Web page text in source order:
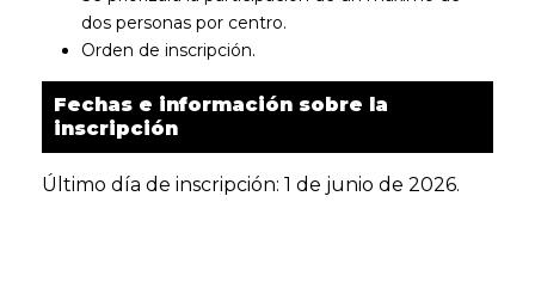
dos personas por centro.
Orden de inscripción.
Fechas e información sobre la
inscripción
Último día de inscripción: 1 de junio de 2026.